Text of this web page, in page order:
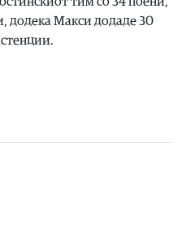
додека Макси додаде 30